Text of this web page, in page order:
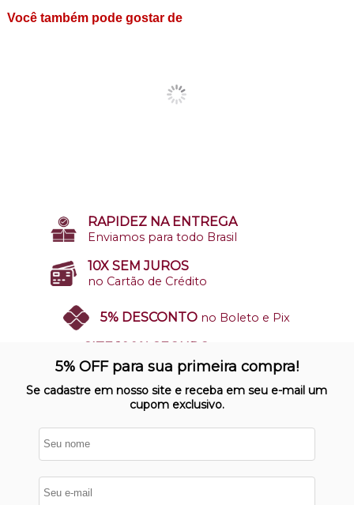
Você também pode gostar de
RAPIDEZ NA ENTREGA
Enviamos para todo Brasil
10X SEM JUROS
no Cartão de Crédito
5% DESCONTO no Boleto e Pix
SITE 100% SEGURO
Nosso site opera em ambiente
protegido
5% OFF para sua primeira compra!
Se cadastre em nosso site e receba em seu e-mail um
cupom exclusivo.